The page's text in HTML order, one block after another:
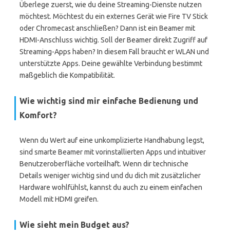
Überlege zuerst, wie du deine Streaming-Dienste nutzen
möchtest. Möchtest du ein externes Gerät wie Fire TV Stick
oder Chromecast anschließen? Dann ist ein Beamer mit
HDMI-Anschluss wichtig. Soll der Beamer direkt Zugriff auf
Streaming-Apps haben? In diesem Fall braucht er WLAN und
unterstützte Apps. Deine gewählte Verbindung bestimmt
maßgeblich die Kompatibilität.
Wie wichtig sind mir einfache Bedienung und
Komfort?
Wenn du Wert auf eine unkomplizierte Handhabung legst,
sind smarte Beamer mit vorinstallierten Apps und intuitiver
Benutzeroberfläche vorteilhaft. Wenn dir technische
Details weniger wichtig sind und du dich mit zusätzlicher
Hardware wohlfühlst, kannst du auch zu einem einfachen
Modell mit HDMI greifen.
Wie sieht mein Budget aus?